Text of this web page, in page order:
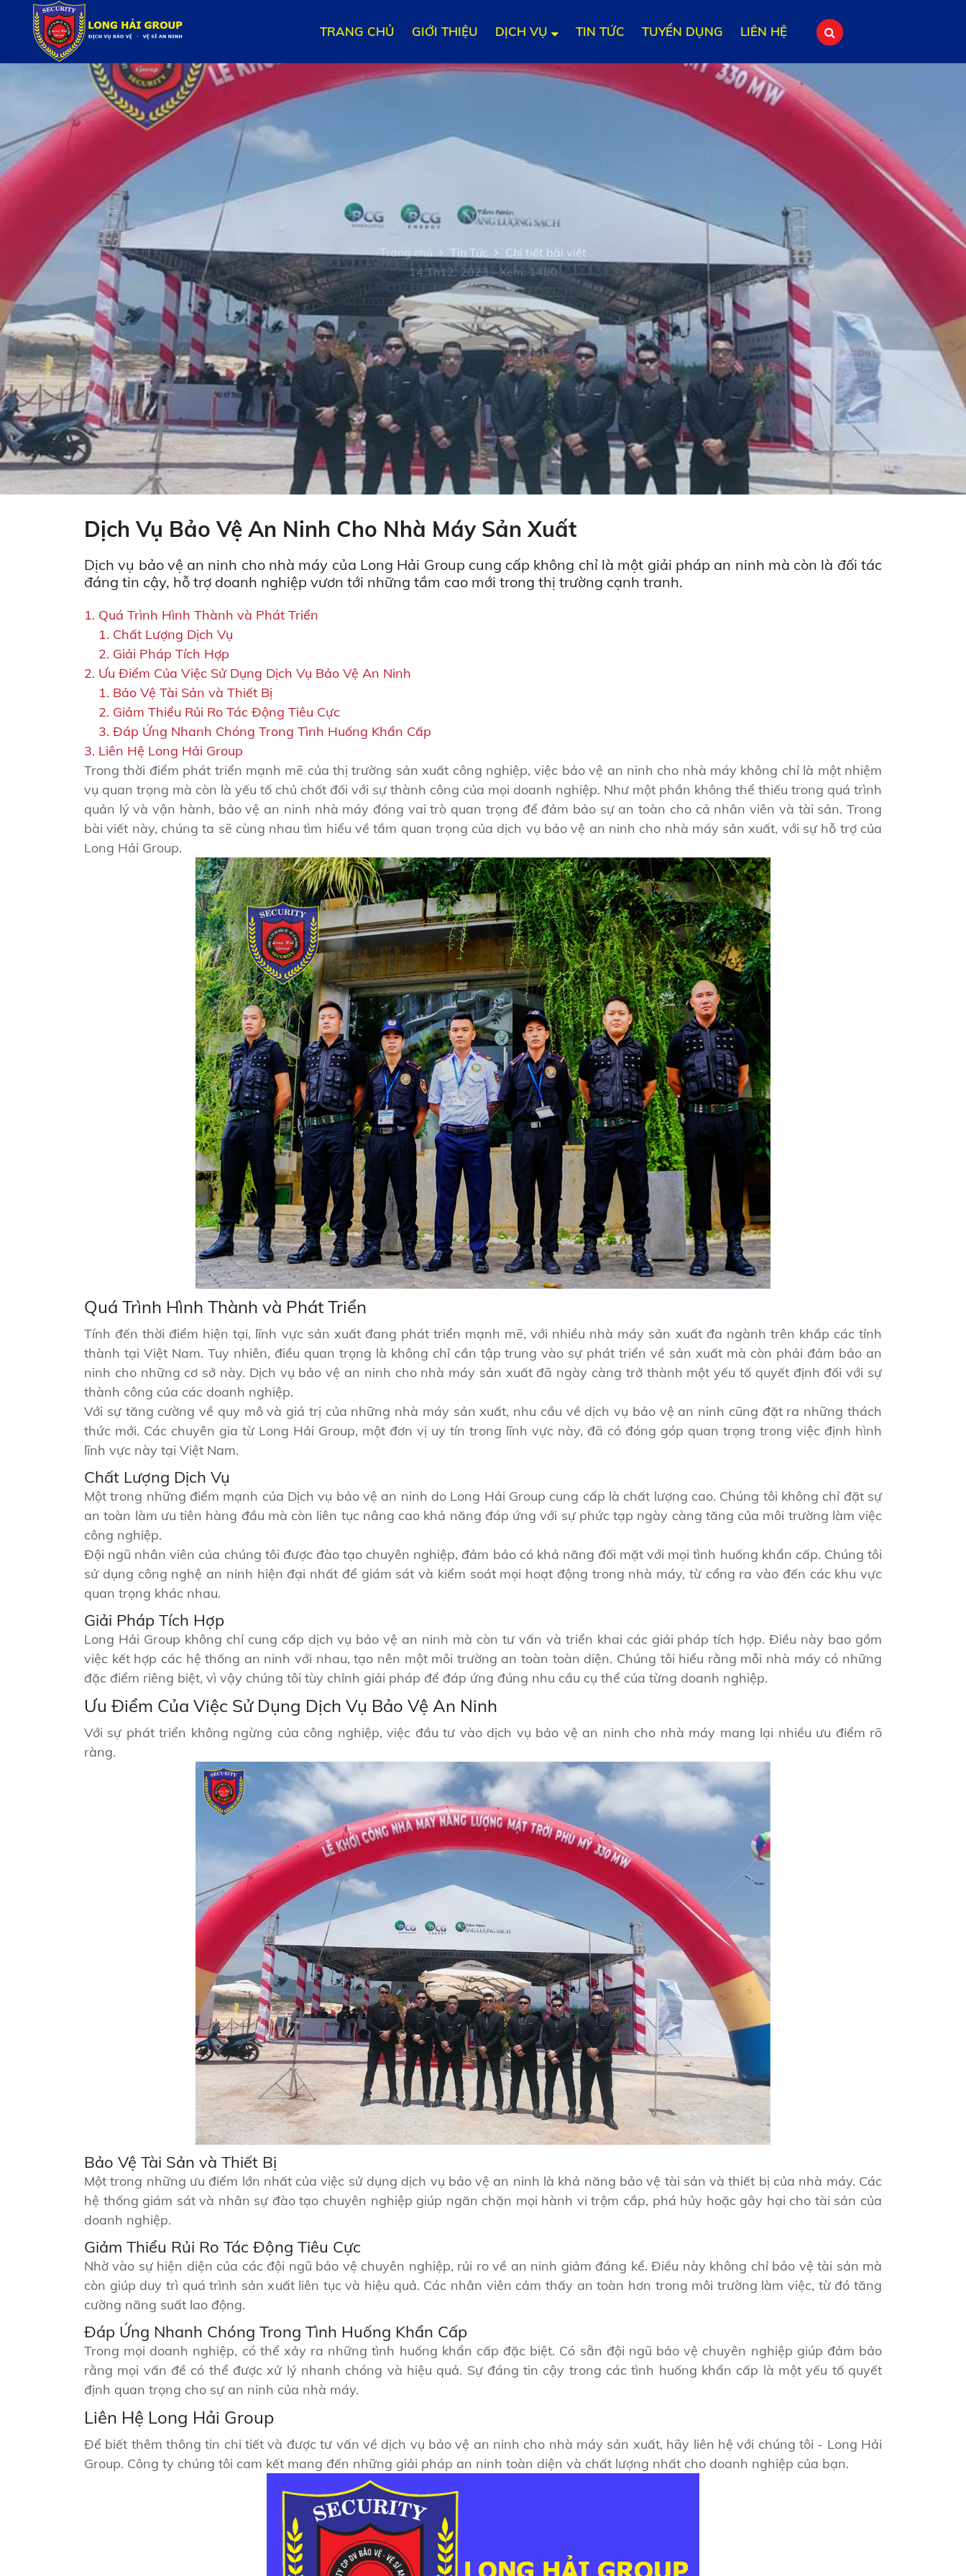
TRANG CHỦ GIỚI THIỆU DỊCH VỤ TIN TỨC TUYỂN DỤNG LIÊN HỆ
Trang chủ Tin Tức
Chi tiết bài viết
14 Th12, 2023 - Xem: 1480
Dịch Vụ Bảo Vệ An Ninh Cho Nhà Máy Sản Xuất
Dịch vụ bảo vệ an ninh cho nhà máy của Long Hải Group cung cấp không chỉ là một giải pháp an ninh mà còn là đối tác
đáng tin cậy, hỗ trợ doanh nghiệp vươn tới những tầm cao mới trong thị trường cạnh tranh.
Quá Trình Hình Thành và Phát Triển
Chất Lượng Dịch Vụ
Giải Pháp Tích Hợp
Ưu Điểm Của Việc Sử Dụng Dịch Vụ Bảo Vệ An Ninh
Bảo Vệ Tài Sản và Thiết Bị
Giảm Thiểu Rủi Ro Tác Động Tiêu Cực
Đáp Ứng Nhanh Chóng Trong Tình Huống Khẩn Cấp
Liên Hệ Long Hải Group
Trong thời điểm phát triển mạnh mẽ của thị trường sản xuất công nghiệp, việc bảo vệ an ninh cho nhà máy không chỉ là một nhiệm
vụ quan trọng mà còn là yếu tố chủ chốt đối với sự thành công của mọi doanh nghiệp. Như một phần không thể thiếu trong quá trình
quản lý và vận hành, bảo vệ an ninh nhà máy đóng vai trò quan trọng để đảm bảo sự an toàn cho cả nhân viên và tài sản. Trong
bài viết này, chúng ta sẽ cùng nhau tìm hiểu về tầm quan trọng của dịch vụ bảo vệ an ninh cho nhà máy sản xuất, với sự hỗ trợ của
Long Hải Group.
Quá Trình Hình Thành và Phát Triển
Tính đến thời điểm hiện tại, lĩnh vực sản xuất đang phát triển mạnh mẽ, với nhiều nhà máy sản xuất đa ngành trên khắp các tỉnh
thành tại Việt Nam. Tuy nhiên, điều quan trọng là không chỉ cần tập trung vào sự phát triển về sản xuất mà còn phải đảm bảo an
ninh cho những cơ sở này. Dịch vụ bảo vệ an ninh cho nhà máy sản xuất đã ngày càng trở thành một yếu tố quyết định đối với sự
thành công của các doanh nghiệp.
Với sự tăng cường về quy mô và giá trị của những nhà máy sản xuất, nhu cầu về dịch vụ bảo vệ an ninh cũng đặt ra những thách
thức mới. Các chuyên gia từ Long Hải Group, một đơn vị uy tín trong lĩnh vực này, đã có đóng góp quan trọng trong việc định hình
lĩnh vực này tại Việt Nam.
Chất Lượng Dịch Vụ
Một trong những điểm mạnh của Dịch vụ bảo vệ an ninh do Long Hải Group cung cấp là chất lượng cao. Chúng tôi không chỉ đặt sự
an toàn làm ưu tiên hàng đầu mà còn liên tục nâng cao khả năng đáp ứng với sự phức tạp ngày càng tăng của môi trường làm việc
công nghiệp.
Đội ngũ nhân viên của chúng tôi được đào tạo chuyên nghiệp, đảm bảo có khả năng đối mặt với mọi tình huống khẩn cấp. Chúng tôi
sử dụng công nghệ an ninh hiện đại nhất để giám sát và kiểm soát mọi hoạt động trong nhà máy, từ cổng ra vào đến các khu vực
quan trọng khác nhau.
Giải Pháp Tích Hợp
Long Hải Group không chỉ cung cấp dịch vụ bảo vệ an ninh mà còn tư vấn và triển khai các giải pháp tích hợp. Điều này bao gồm
việc kết hợp các hệ thống an ninh với nhau, tạo nên một môi trường an toàn toàn diện. Chúng tôi hiểu rằng mỗi nhà máy có những
đặc điểm riêng biệt, vì vậy chúng tôi tùy chỉnh giải pháp để đáp ứng đúng nhu cầu cụ thể của từng doanh nghiệp.
Ưu Điểm Của Việc Sử Dụng Dịch Vụ Bảo Vệ An Ninh
Với sự phát triển không ngừng của công nghiệp, việc đầu tư vào dịch vụ bảo vệ an ninh cho nhà máy mang lại nhiều ưu điểm rõ
ràng.
Bảo Vệ Tài Sản và Thiết Bị
Một trong những ưu điểm lớn nhất của việc sử dụng dịch vụ bảo vệ an ninh là khả năng bảo vệ tài sản và thiết bị của nhà máy. Các
hệ thống giám sát và nhân sự đào tạo chuyên nghiệp giúp ngăn chặn mọi hành vi trộm cắp, phá hủy hoặc gây hại cho tài sản của
doanh nghiệp.
Giảm Thiểu Rủi Ro Tác Động Tiêu Cực
Nhờ vào sự hiện diện của các đội ngũ bảo vệ chuyên nghiệp, rủi ro về an ninh giảm đáng kể. Điều này không chỉ bảo vệ tài sản mà
còn giúp duy trì quá trình sản xuất liên tục và hiệu quả. Các nhân viên cảm thấy an toàn hơn trong môi trường làm việc, từ đó tăng
cường năng suất lao động.
Đáp Ứng Nhanh Chóng Trong Tình Huống Khẩn Cấp
Trong mọi doanh nghiệp, có thể xảy ra những tình huống khẩn cấp đặc biệt. Có sẵn đội ngũ bảo vệ chuyên nghiệp giúp đảm bảo
rằng mọi vấn đề có thể được xử lý nhanh chóng và hiệu quả. Sự đáng tin cậy trong các tình huống khẩn cấp là một yếu tố quyết
định quan trọng cho sự an ninh của nhà máy.
Liên Hệ Long Hải Group
Để biết thêm thông tin chi tiết và được tư vấn về dịch vụ bảo vệ an ninh cho nhà máy sản xuất, hãy liên hệ với chúng tôi - Long Hải
Group. Công ty chúng tôi cam kết mang đến những giải pháp an ninh toàn diện và chất lượng nhất cho doanh nghiệp của bạn.